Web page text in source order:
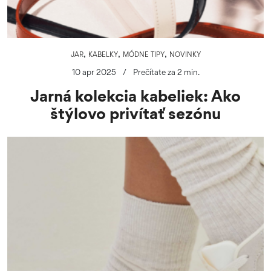
JAR, KABELKY, MÓDNE TIPY, NOVINKY
10 apr 2025 / Prečítate za 2 min.
Jarná kolekcia kabeliek: Ako
štýlovo privítať sezónu